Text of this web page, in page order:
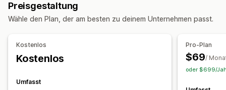
Preisgestaltung
Wähle den Plan, der am besten zu deinem Unternehmen passt.
Kostenlos
Kostenlos
Umfasst
Pro-Plan
$69/
oder $699/